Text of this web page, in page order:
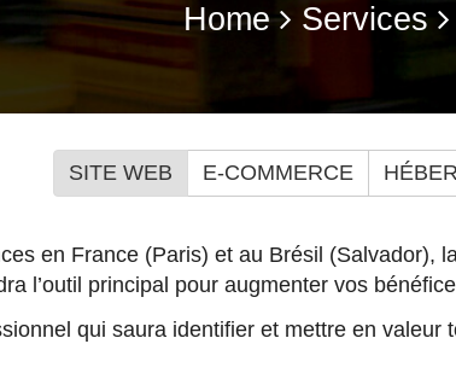
Home Services
SITE WEB E-COMMERCE
en France (Paris) et au Brésil (Salvador),
l’outil principal pour augmenter vos
qui saura identifier et mettre en